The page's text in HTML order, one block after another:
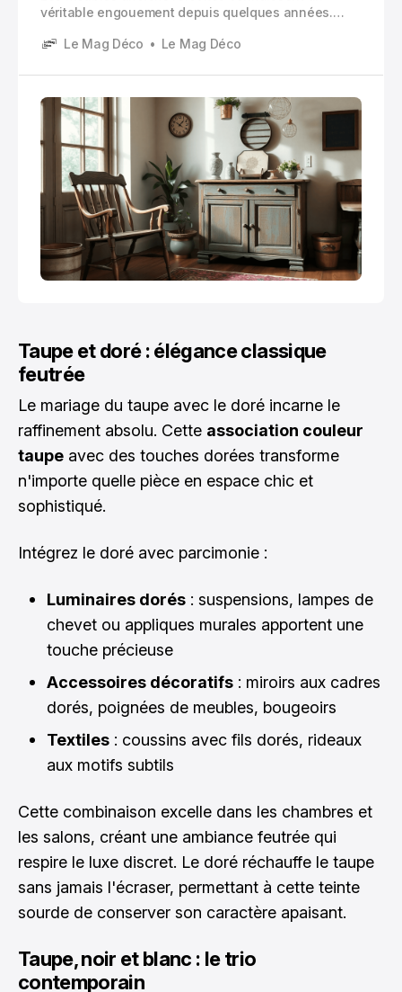
véritable engouement depuis quelques années.
abîmées en véritables objets de décoration
moderne.
Le Mag Déco Le Mag Déco
Taupe et doré : élégance classique
feutrée
Le mariage du taupe avec le doré incarne le
raffinement absolu. Cette association couleur
taupe avec des touches dorées transforme
n'importe quelle pièce en espace chic et
sophistiqué.
Intégrez le doré avec parcimonie :
Luminaires dorés : suspensions, lampes de
chevet ou appliques murales apportent une
touche précieuse
Accessoires décoratifs : miroirs aux cadres
dorés, poignées de meubles, bougeoirs
Textiles : coussins avec fils dorés, rideaux
aux motifs subtils
Cette combinaison excelle dans les chambres et
les salons, créant une ambiance feutrée qui
respire le luxe discret. Le doré réchauffe le taupe
sans jamais l'écraser, permettant à cette teinte
sourde de conserver son caractère apaisant.
Taupe, noir et blanc : le trio
contemporain